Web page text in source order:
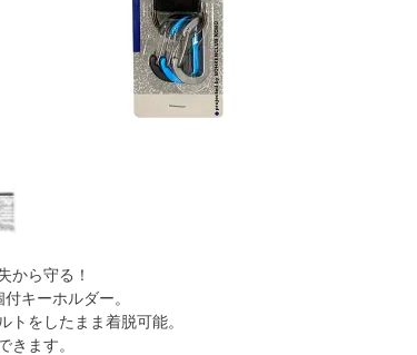
から守る！
キーホルダー。
トをしたまま着脱可能。
きます。